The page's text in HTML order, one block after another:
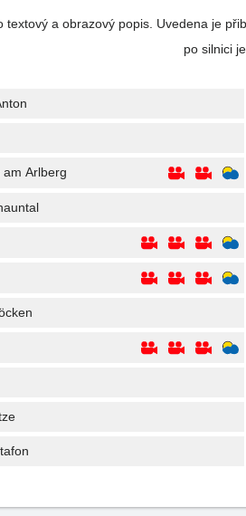
textový a obrazový popis. Uvedena je
po silnici
Arlberg